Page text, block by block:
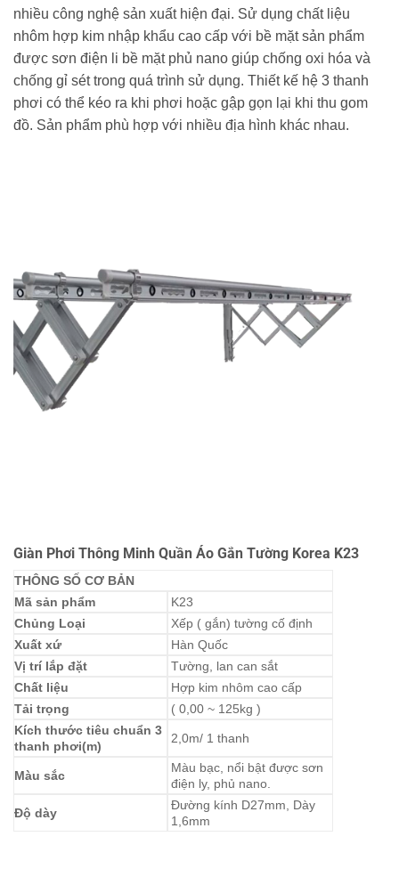
nhiều công nghệ sản xuất hiện đại. Sử dụng chất liệu
nhôm hợp kim nhập khẩu cao cấp với bề mặt sản phẩm
được sơn điện li bề mặt phủ nano giúp chống oxi hóa và
chống gỉ sét trong quá trình sử dụng. Thiết kế hệ 3 thanh
phơi có thể kéo ra khi phơi hoặc gập gọn lại khi thu gom
đồ. Sản phẩm phù hợp với nhiều địa hình khác nhau.
Giàn Phơi Thông Minh Quần Áo Gắn Tường Korea K23
THÔNG SỐ CƠ BẢN
Mã sản phẩm
K23
Chủng Loại
Xếp ( gắn) tường cố định
Xuất xứ
Hàn Quốc
Vị trí lắp đặt
Tường, lan can sắt
Chất liệu
Hợp kim nhôm cao cấp
Tải trọng
( 0,00 ~ 125kg )
Kích thước tiêu chuẩn 3
thanh phơi(m)
2,0m/ 1 thanh
Màu sắc
Màu bạc, nổi bật được sơn
điện ly, phủ nano.
Độ dày
Đường kính D27mm, Dày
1,6mm